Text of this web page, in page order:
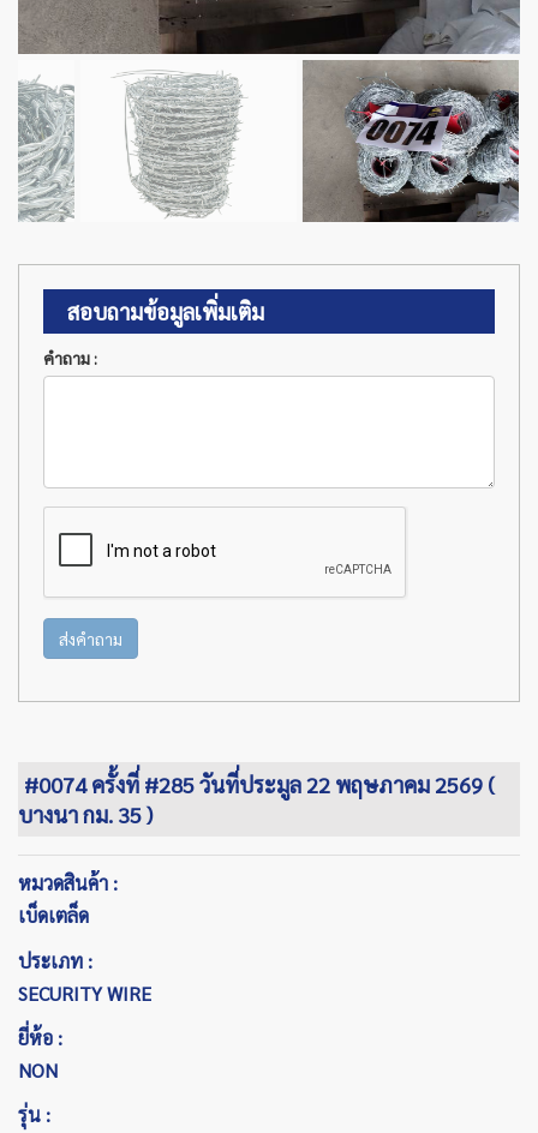
สอบถามข้อมูลเพิ่มเติม
คำถาม :
ส่งคำถาม
#0074 ครั้งที่ #285 วันที่ประมูล 22 พฤษภาคม 2569 (
บางนา กม. 35 )
หมวดสินค้า :
เบ็ดเตล็ด
ประเภท :
SECURITY WIRE
ยี่ห้อ :
NON
รุ่น :